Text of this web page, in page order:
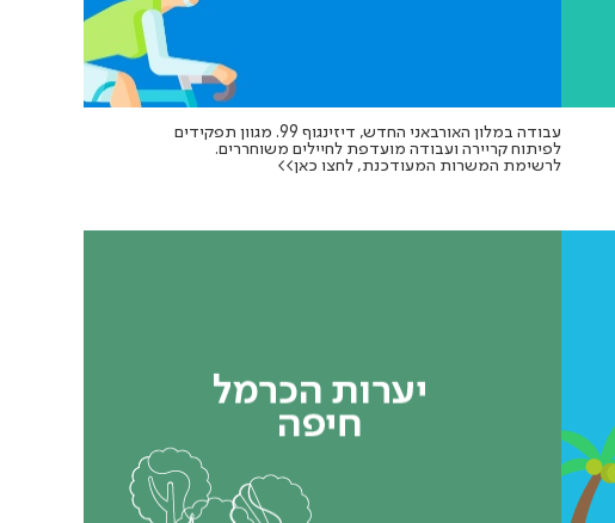
עבודה במלון האורבאני החדש, דיזינגוף 99. מגוון תפקידים
לפיתוח קריירה ועבודה מועדפת לחיילים משוחררים.
לרשימת המשרות המעודכנת, לחצו כאן>>